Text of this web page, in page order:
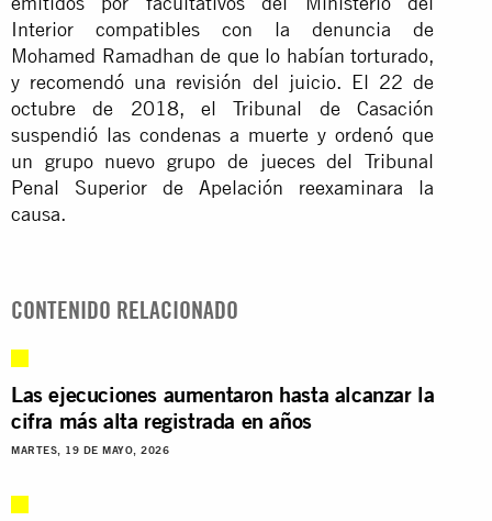
Interior compatibles con la denuncia de
Mohamed Ramadhan de que lo habían torturado,
y recomendó una revisión del juicio. El 22 de
octubre de 2018, el Tribunal de Casación
suspendió las condenas a muerte y ordenó que
un grupo nuevo grupo de jueces del Tribunal
Penal Superior de Apelación reexaminara la
causa.
CONTENIDO RELACIONADO
Las ejecuciones aumentaron hasta alcanzar la
cifra más alta registrada en años
MARTES, 19 DE MAYO, 2026